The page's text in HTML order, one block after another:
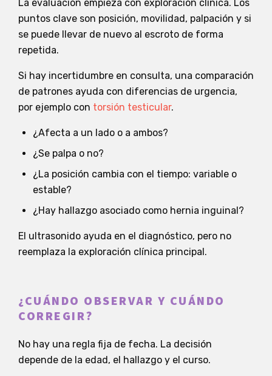
La evaluación empieza con exploración clínica. Los
puntos clave son posición, movilidad, palpación y si
se puede llevar de nuevo al escroto de forma
repetida.
Si hay incertidumbre en consulta, una comparación
de patrones ayuda con diferencias de urgencia,
por ejemplo con torsión testicular.
¿Afecta a un lado o a ambos?
¿Se palpa o no?
¿La posición cambia con el tiempo: variable o
estable?
¿Hay hallazgo asociado como hernia inguinal?
El ultrasonido ayuda en el diagnóstico, pero no
reemplaza la exploración clínica principal.
¿CUÁNDO OBSERVAR Y CUÁNDO
CORREGIR?
No hay una regla fija de fecha. La decisión
depende de la edad, el hallazgo y el curso.